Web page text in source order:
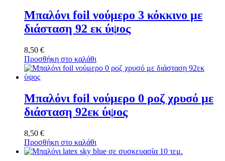
Μπαλόνι foil νούμερο 3 κόκκινο με
διάσταση 92 εκ ύψος
8,50 €
Προσθήκη στο καλάθι
Μπαλόνι foil νούμερο 0 ροζ χρυσό με
διάσταση 92εκ ύψος
8,50 €
Προσθήκη στο καλάθι